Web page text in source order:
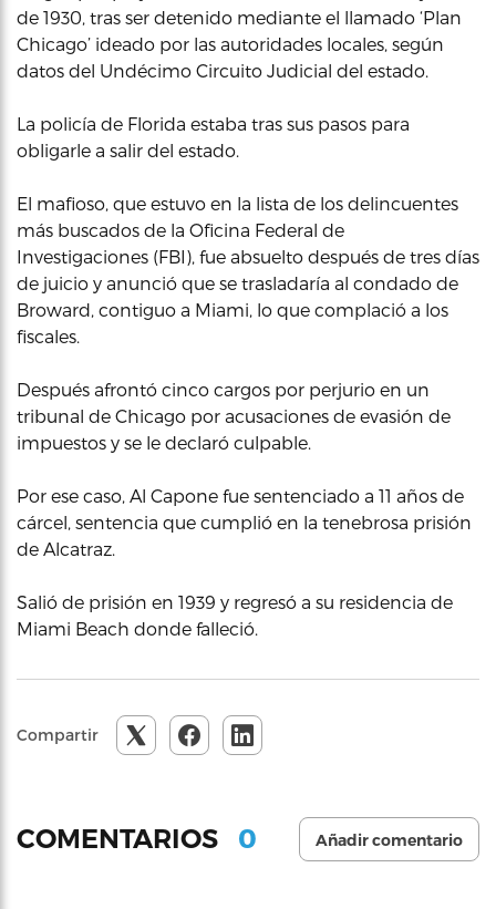
de 1930, tras ser detenido mediante el llamado ‘Plan
Chicago’ ideado por las autoridades locales, según
datos del Undécimo Circuito Judicial del estado.
La policía de Florida estaba tras sus pasos para
obligarle a salir del estado.
El mafioso, que estuvo en la lista de los delincuentes
más buscados de la Oficina Federal de
Investigaciones (FBI), fue absuelto después de tres días
de juicio y anunció que se trasladaría al condado de
Broward, contiguo a Miami, lo que complació a los
fiscales.
Después afrontó cinco cargos por perjurio en un
tribunal de Chicago por acusaciones de evasión de
impuestos y se le declaró culpable.
Por ese caso, Al Capone fue sentenciado a 11 años de
cárcel, sentencia que cumplió en la tenebrosa prisión
de Alcatraz.
Salió de prisión en 1939 y regresó a su residencia de
Miami Beach donde falleció.
Compartir
COMENTARIOS 0 Añadir comentario